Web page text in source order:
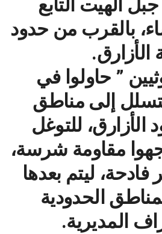
الهيت التابع
بالقرب من حدود
” حاولوا في
2019 التسلل إلى مناطق
الأزارق، للتوغل
مقاومة شرسة،
فادحة، ليتم بعدها
الحدودية
المديرية.